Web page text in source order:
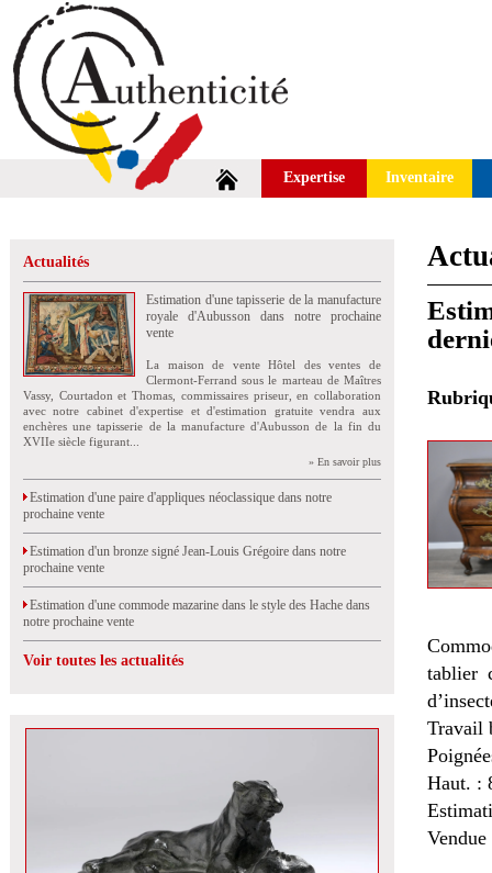
Expertise Inventaire
Actualités
Estimation d'une tapisserie de la manufacture
royale d'Aubusson dans notre prochaine
vente
La maison de vente Hôtel des ventes de
Clermont-Ferrand sous le marteau de Maîtres
Vassy, Courtadon et Thomas, commissaires priseur, en collaboration
avec notre cabinet d'expertise et d'estimation gratuite vendra aux
enchères une tapisserie de la manufacture d'Aubusson de la fin du
XVIIe siècle figurant...
» En savoir plus
Estimation d'une paire d'appliques néoclassique dans notre
prochaine vente
Estimation d'un bronze signé Jean-Louis Grégoire dans notre
prochaine vente
Estimation d'une commode mazarine dans le style des Hache dans
notre prochaine vente
Voir toutes les actualités
tablier
Travail
Haut. :